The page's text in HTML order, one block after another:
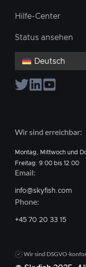
Hilfe-Center
Status ansehen
Deutsch
Wir sind erreichbar:
Montag, Mittwoch und
Freitag: 9:00 bis 12:00
Email:
info@skyfish.com
Phone:
+45 70 20 33 15
Wir sind DSGVO-